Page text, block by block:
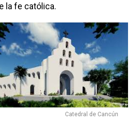
la fe católica.
Catedral de Cancún